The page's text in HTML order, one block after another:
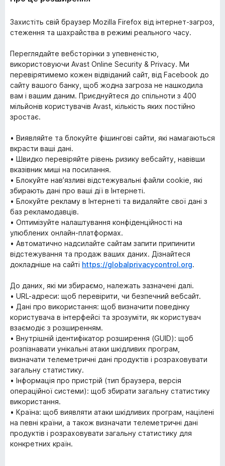
Захистіть свій браузер Mozilla Firefox від інтернет-загроз,
стеження та шахрайства в режимі реального часу.
Переглядайте вебсторінки з упевненістю,
використовуючи Avast Online Security & Privacy. Ми
перевірятимемо кожен відвіданий сайт, від Facebook до
сайту вашого банку, щоб жодна загроза не нашкодила
вам і вашим даним. Приєднуйтеся до спільноти з 400
мільйонів користувачів Avast, кількість яких постійно
зростає.
• Виявляйте та блокуйте фішингові сайти, які намагаються
вкрасти ваші дані.
• Швидко перевіряйте рівень ризику вебсайту, навівши
вказівник миші на посилання.
• Блокуйте нав’язливі відстежувальні файли cookie, які
збирають дані про ваші дії в Інтернеті.
• Блокуйте рекламу в Інтернеті та видаляйте свої дані з
баз рекламодавців.
• Оптимізуйте налаштування конфіденційності на
улюблених онлайн-платформах.
• Автоматично надсилайте сайтам запити припинити
відстежування та продаж ваших даних. Дізнайтеся
докладніше на сайті https://globalprivacycontrol.org.
До даних, які ми збираємо, належать зазначені далі.
• URL-адреси: щоб перевірити, чи безпечний вебсайт.
• Дані про використання: щоб визначити поведінку
користувача в інтерфейсі та зрозуміти, як користувач
взаємодіє з розширенням.
• Внутрішній ідентифікатор розширення (GUID): щоб
розпізнавати унікальні атаки шкідливих програм,
визначати телеметричні дані продуктів і розраховувати
загальну статистику.
• Інформація про пристрій (тип браузера, версія
операційної системи): щоб збирати загальну статистику
використання.
• Країна: щоб виявляти атаки шкідливих програм, націлені
на певні країни, а також визначати телеметричні дані
продуктів і розраховувати загальну статистику для
конкретних країн.